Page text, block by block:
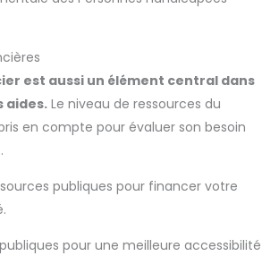
est aussi un élément central dans
aides.Le niveau de ressources du
en compte pour évaluer son besoin
publiques pour financer votre
pour une meilleure accessibilité